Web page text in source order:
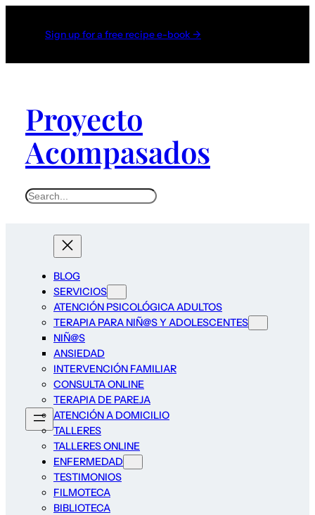
Sign up for a free recipe e-book →
Proyecto
Acompasados
S
BLOG
SERVICIOS
ATENCIÓN PSICOLÓGICA ADULTOS
TERAPIA PARA NIÑ@S Y ADOLESCENTES
NIÑ@S
ANSIEDAD
INTERVENCIÓN FAMILIAR
CONSULTA ONLINE
TERAPIA DE PAREJA
ATENCIÓN A DOMICILIO
TALLERES
TALLERES ONLINE
ENFERMEDAD
TESTIMONIOS
FILMOTECA
BIBLIOTECA